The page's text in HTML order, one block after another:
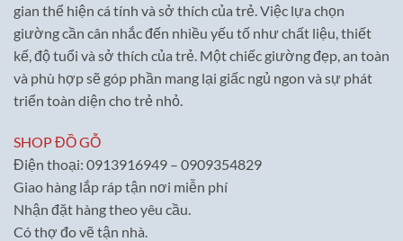
gian thể hiện cá tính và sở thích của trẻ. Việc lựa chọn
giường cần cân nhắc đến nhiều yếu tố như chất liệu, thiết
kế, độ tuổi và sở thích của trẻ. Một chiếc giường đẹp, an toàn
và phù hợp sẽ góp phần mang lại giấc ngủ ngon và sự phát
triển toàn diện cho trẻ nhỏ.
SHOP ĐỒ GỖ
Điện thoại: 0913916949 – 0909354829
Giao hàng lắp ráp tận nơi miễn phí
Nhận đặt hàng theo yêu cầu.
Có thợ đo vẽ tận nhà.